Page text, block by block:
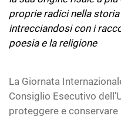
proprie radici nella storia
intrecciandosi con i
poesia e la religione
La Giornata
Consiglio Esecutivo
proteggere e